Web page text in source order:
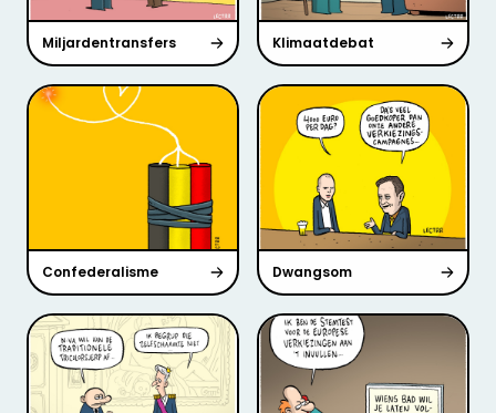
Miljardentransfers Klimaatdebat
Confederalisme Dwangsom